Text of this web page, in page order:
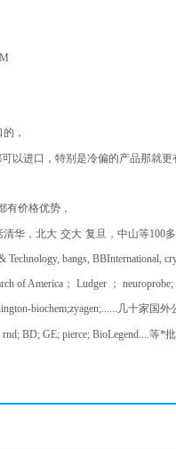
，
以进口，特别是冷偏的产品那就更
有价格优势，
清华，北大 交大 复旦，中山等100
Technology, bangs, BBInternational,
of America ； Ludger ；
biochem;zyagen;...... 几十家国外
rnd; BD; GE; pierce; BioLegend....等*